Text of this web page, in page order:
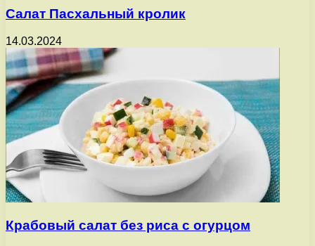
Салат Пасхальный кролик
14.03.2024
Крабовый салат без риса с огурцом